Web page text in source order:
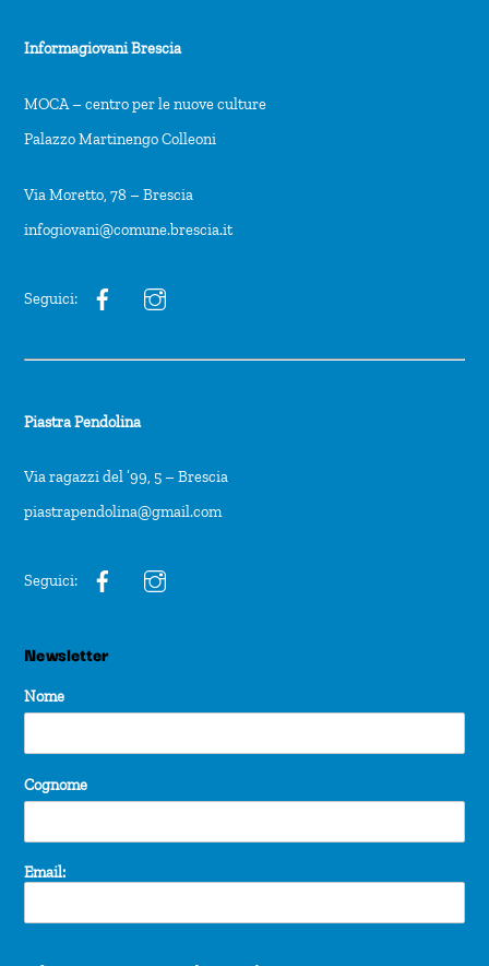
Informagiovani Brescia
MOCA – centro per le nuove culture
Palazzo Martinengo Colleoni
Via Moretto, 78 – Brescia
infogiovani@comune.brescia.it
Seguici:
Piastra Pendolina
Via ragazzi del ’99, 5 – Brescia
piastrapendolina@gmail.com
Seguici:
Newsletter
Nome
Cognome
Email: